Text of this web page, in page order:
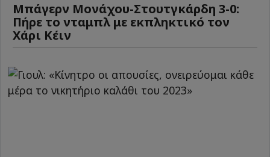
Μπάγερν Μονάχου-Στουτγκάρδη 3-0:
Πήρε το νταμπλ με εκπληκτικό τον
Χάρι Κέιν